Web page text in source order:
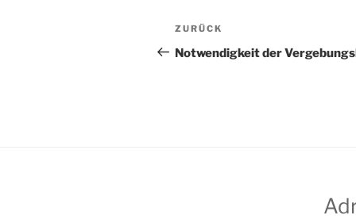
Vorheriger
Beitrag
ZURÜCK
Notwendigkeit der